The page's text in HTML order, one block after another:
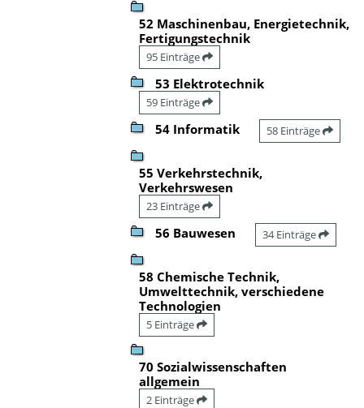
52 Maschinenbau, Energietechnik,
Fertigungstechnik
95 Einträge
53 Elektrotechnik
59 Einträge
54 Informatik 58 Einträge
55 Verkehrstechnik,
Verkehrswesen
23 Einträge
56 Bauwesen 34 Einträge
58 Chemische Technik,
Umwelttechnik, verschiedene
Technologien
5 Einträge
70 Sozialwissenschaften
allgemein
2 Einträge